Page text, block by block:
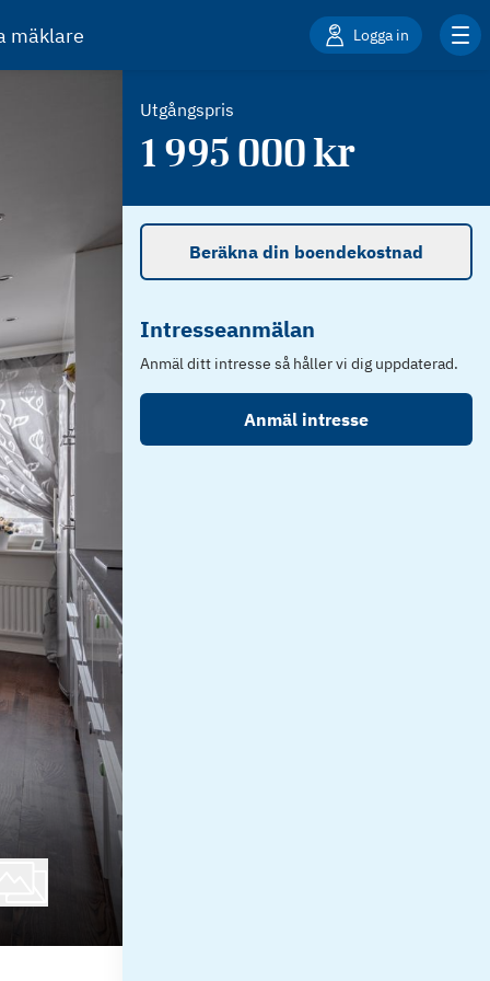
mäklare Logga in
Utgångspris
1 995 000kr
Beräkna din boendekostnad
Intresseanmälan
Anmäl ditt intresse så håller vi dig uppdaterad.
Anmäl intresse